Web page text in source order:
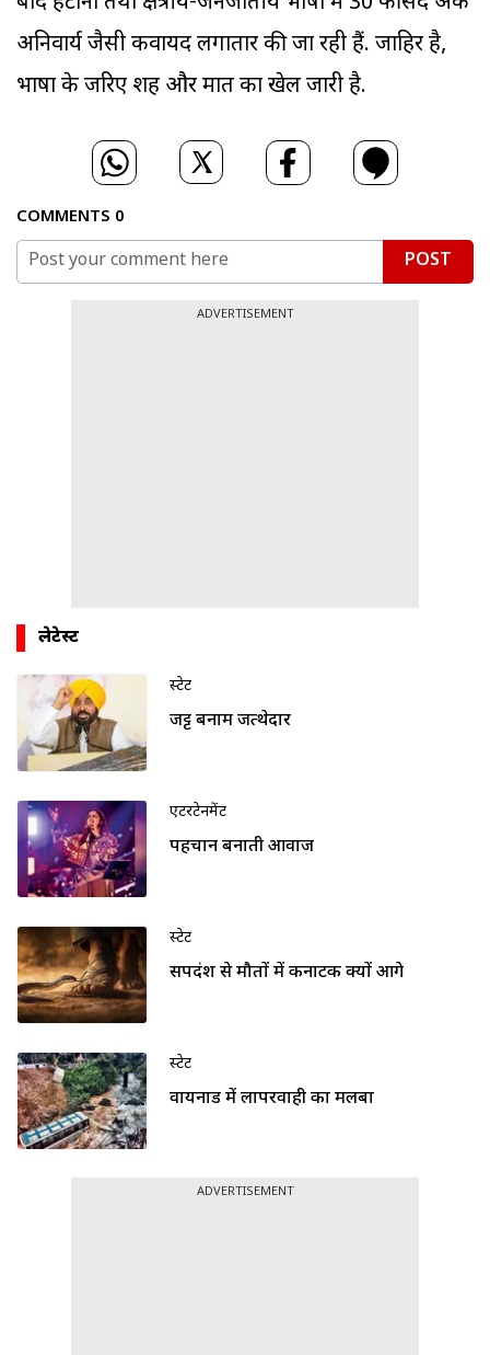
अनिवार्य जैसी कवायद लगातार की जा रही हैं. जाहिर है,
भाषा के जरिए शह और मात का खेल जारी है.
COMMENTS 0
POST
ADVERTISEMENT
लेटेस्ट
स्टेट
जट्ट बनाम जत्थेदार
एंटरटेनमेंट
पहचान बनाती आवाज
स्टेट
सर्पदंश से मौतों में कर्नाटक क्यों आगे
स्टेट
वायनाड में लापरवाही का मलबा
ADVERTISEMENT